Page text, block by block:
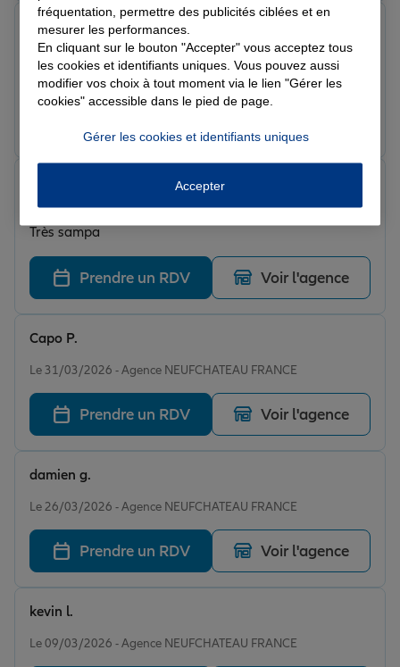
Note de 5 sur 5
Le 20/04/2026 - Agence NEUFCHATEAU FRANCE
Très bien ! Je recommande.
Estelle L.
Très sampa
Prendre un RDV Voir l'agence
Le 31/03/2026 - Agence NEUFCHATEAU FRANCE
Capo P.
Prendre un RDV Voir l'agence
Le 26/03/2026 - Agence NEUFCHATEAU FRANCE
damien g.
Prendre un RDV Voir l'agence
Le 09/03/2026 - Agence NEUFCHATEAU FRANCE
kevin l.
fréquentation, permettre des publicités ciblées et en
mesurer les performances.
En cliquant sur le bouton "Accepter" vous acceptez tous
les cookies et identifiants uniques. Vous pouvez aussi
modifier vos choix à tout moment via le lien "Gérer les
cookies" accessible dans le pied de page.
Gérer les cookies et identifiants uniques
Accepter